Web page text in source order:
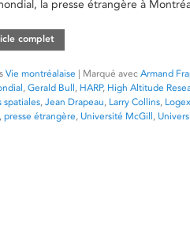
la presse étrangère à
complet
Vie montréalaise | Marqué avec Armand
, Gerald Bull, HARP, High Altitude
spatiales, Jean Drapeau, Larry Collins,
, presse étrangère, Université McGill,